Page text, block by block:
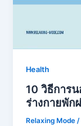
Health
10 วิธีการ
ร่างกายพัก
Relaxing Mode/